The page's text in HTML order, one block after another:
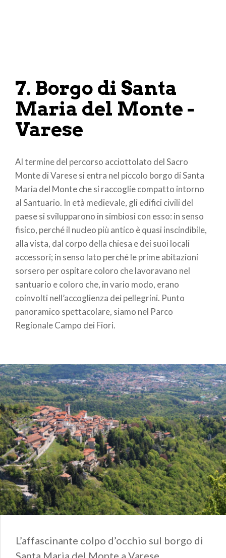
7. Borgo di Santa
Maria del Monte -
Varese
Al termine del percorso acciottolato del Sacro
Monte di Varese si entra nel piccolo borgo di Santa
Maria del Monte che si raccoglie compatto intorno
al Santuario. In età medievale, gli edifici civili del
paese si svilupparono in simbiosi con esso: in senso
fisico, perché il nucleo più antico è quasi inscindibile,
alla vista, dal corpo della chiesa e dei suoi locali
accessori; in senso lato perché le prime abitazioni
sorsero per ospitare coloro che lavoravano nel
santuario e coloro che, in vario modo, erano
coinvolti nell’accoglienza dei pellegrini. Punto
panoramico spettacolare, siamo nel Parco
Regionale Campo dei Fiori.
L’affascinante colpo d’occhio sul borgo di
Santa Maria del Monte a Varese